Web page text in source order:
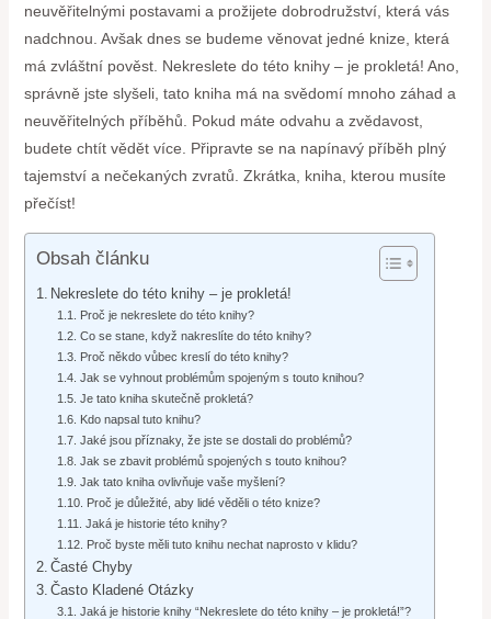
neuvěřitelnými postavami a prožijete dobrodružství, která vás
nadchnou. Avšak dnes se budeme věnovat jedné knize, která
má zvláštní pověst. Nekreslete do této knihy – je prokletá! Ano,
správně jste slyšeli, tato kniha má na svědomí mnoho záhad a
neuvěřitelných příběhů. Pokud máte odvahu a zvědavost,
budete chtít vědět více. Připravte se na napínavý příběh plný
tajemství a nečekaných zvratů. Zkrátka, kniha, kterou musíte
přečíst!
Obsah článku
Nekreslete do této knihy – je prokletá!
Proč je nekreslete do této knihy?
Co se stane, když nakreslíte do této knihy?
Proč někdo vůbec kreslí do této knihy?
Jak se vyhnout problémům spojeným s touto knihou?
Je tato kniha skutečně prokletá?
Kdo napsal tuto knihu?
Jaké jsou příznaky, že jste se dostali do problémů?
Jak se zbavit problémů spojených s touto knihou?
Jak tato kniha ovlivňuje vaše myšlení?
Proč je důležité, aby lidé věděli o této knize?
Jaká je historie této knihy?
Proč byste měli tuto knihu nechat naprosto v klidu?
Časté Chyby
Často Kladené Otázky
Jaká je historie knihy “Nekreslete do této knihy – je prokletá!”?